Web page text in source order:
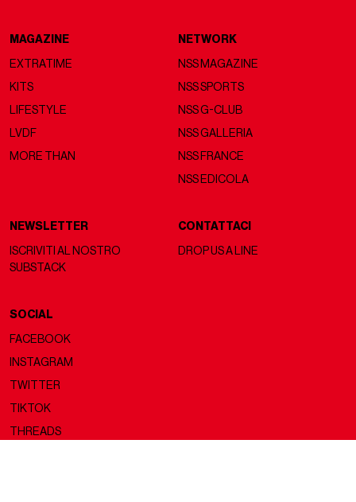
MAGAZINE
EXTRATIME
KITS
LIFESTYLE
LVDF
MORE THAN
NETWORK
NSS MAGAZINE
NSS SPORTS
NSS G-CLUB
NSS GALLERIA
NSS FRANCE
NSS EDICOLA
NEWSLETTER
ISCRIVITI AL NOSTRO
SUBSTACK
CONTATTACI
DROP US A LINE
SOCIAL
FACEBOOK
INSTAGRAM
TWITTER
TIKTOK
THREADS